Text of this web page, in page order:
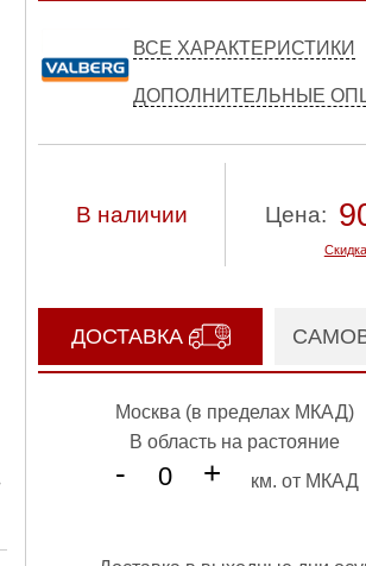
ВСЕ ХАРАКТЕРИСТИКИ
ДОПОЛНИТЕЛЬНЫЕ
В наличии Цена:
ДОСТАВКА
Москва (в пределах МКАД)
В область на растояние
- + км. от МКАД